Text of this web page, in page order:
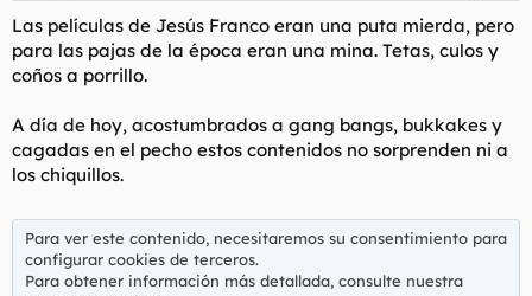
Las películas de Jesús Franco eran una puta mierda, pero
para las pajas de la época eran una mina. Tetas, culos y
coños a porrillo.
A día de hoy, acostumbrados a gang bangs, bukkakes y
cagadas en el pecho estos contenidos no sorprenden ni a
los chiquillos.
Para ver este contenido, necesitaremos su consentimiento para
configurar cookies de terceros.
Para obtener información más detallada, consulte nuestra